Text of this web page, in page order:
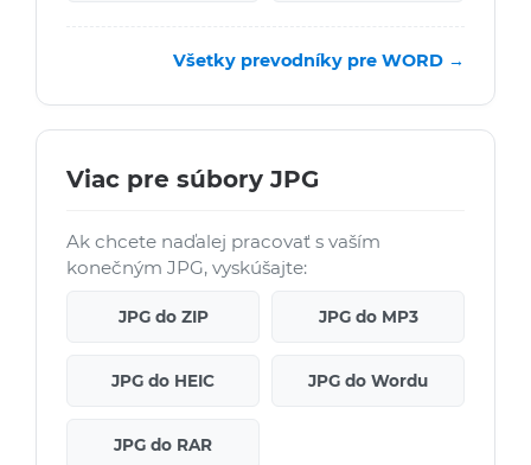
Všetky prevodníky pre WORD →
Viac pre súbory JPG
Ak chcete naďalej pracovať s vaším
konečným JPG, vyskúšajte:
JPG do ZIP JPG do MP3
JPG do HEIC JPG do Wordu
JPG do RAR